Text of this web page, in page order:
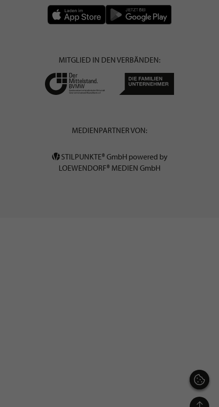
MITGLIED IN DEN VERBÄNDEN:
MEDIENPARTNER VON:
STILPUNKTE® GmbH powered by
LOEWENDORF® MEDIEN GmbH